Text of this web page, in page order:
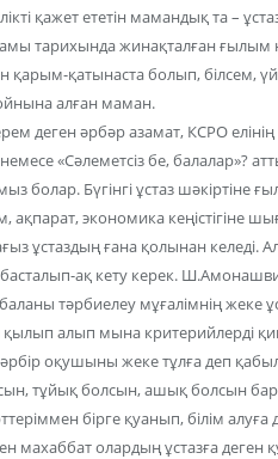
қажет ететін мамандық та –
тарихында жинақталған ғылым
қарым-қатынаста болып,
алған маман.
деген әрбәр азамат, КСРО
«Сәлеметсіз бе, балалар»?
болар. Бүгінгі ұстаз шәкіртіне
ақпарат, экономика кеңістігіне
ұстаздың ғана қолынан келеді.
ақ кету керек.
тәрбиелеу мұғалімнің жеке
алып мына критерийлерді
оқушыны жеке тұлға деп
тұйық болсын, ашық болсын
бірге қуанып, білім
махаббат олардың ұстазға